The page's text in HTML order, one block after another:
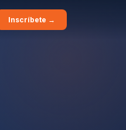
Inscríbete →